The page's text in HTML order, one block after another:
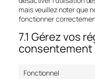
mais veuillez noter que
fonctionner
7.1 Gérez vos
consentement
Fonctionnel